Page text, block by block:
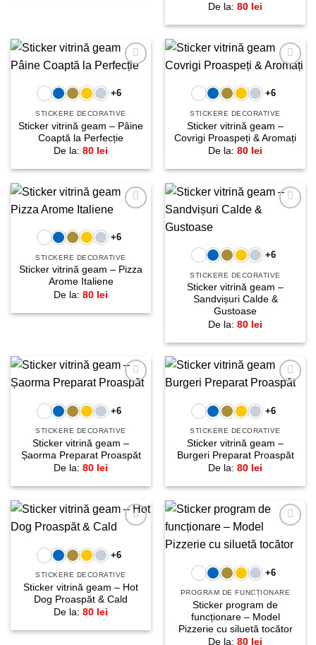
De la: 80 lei
favorite!
+6
STICKERE DECORATIVE
Sticker vitrină geam – Pâine
Coaptă la Perfecție
De la: 80 lei
favorite!
+6
STICKERE DECORATIVE
Sticker vitrină geam –
Covrigi Proaspeți & Aromați
De la: 80 lei
favorite!
+6
STICKERE DECORATIVE
Sticker vitrină geam – Pizza
Arome Italiene
De la: 80 lei
+6
STICKERE DECORATIVE
Sticker vitrină geam –
Sandvișuri Calde &
Gustoase
De la: 80 lei
favorite!
+6
STICKERE DECORATIVE
Sticker vitrină geam –
Șaorma Preparat Proaspăt
De la: 80 lei
favorite!
+6
STICKERE DECORATIVE
Sticker vitrină geam –
Burgeri Preparat Proaspăt
De la: 80 lei
favorite!
+6
STICKERE DECORATIVE
Sticker vitrină geam – Hot
Dog Proaspăt & Cald
De la: 80 lei
la
+6
PROGRAM DE FUNCȚIONARE
Sticker program de
funcționare – Model
Pizzerie cu siluetă tocător
De la: 80 lei